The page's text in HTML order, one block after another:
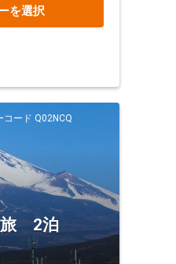
を選択
コード Q02NCQ
旅 2泊